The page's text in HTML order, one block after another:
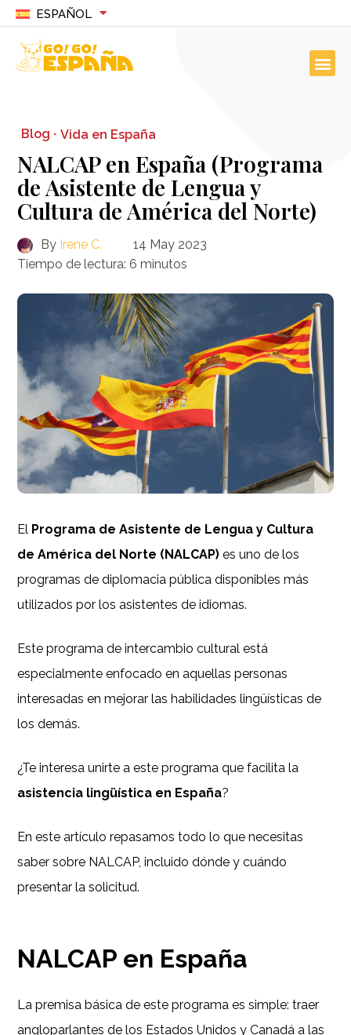
ESPAÑOL
Blog · Vida en España
NALCAP en España (Programa
de Asistente de Lengua y
Cultura de América del Norte)
By Irene C.
14 May 2023
Tiempo de lectura: 6 minutos
El Programa de Asistente de Lengua y Cultura
de América del Norte (NALCAP) es uno de los
programas de diplomacia pública disponibles más
utilizados por los asistentes de idiomas.
Este programa de intercambio cultural está
especialmente enfocado en aquellas personas
interesadas en mejorar las habilidades lingüísticas de
los demás.
¿Te interesa unirte a este programa que facilita la
asistencia lingüística en España?
En este artículo repasamos todo lo que necesitas
saber sobre NALCAP, incluido dónde y cuándo
presentar la solicitud.
NALCAP en España
La premisa básica de este programa es simple: traer
angloparlantes de los Estados Unidos y Canadá a las